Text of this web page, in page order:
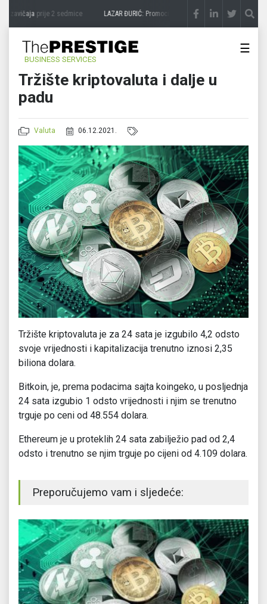
zavičajaprije 2 sedmice LAZAR ĐURIĆ: Promocija potencijal pretvara u destinaciju
BUSINESS SERVICES
☰
Tržište kriptovaluta i dalje u
padu
Valuta 06.12.2021.
Tržište kriptovaluta je za 24 sata je izgubilo 4,2 odsto
svoje vrijednosti i kapitalizacija trenutno iznosi 2,35
biliona dolara.
Bitkoin, je, prema podacima sajta koingeko, u posljednja
24 sata izgubio 1 odsto vrijednosti i njim se trenutno
trguje po ceni od 48.554 dolara.
Ethereum je u proteklih 24 sata zabilježio pad od 2,4
odsto i trenutno se njim trguje po cijeni od 4.109 dolara.
Preporučujemo vam i sljedeće: